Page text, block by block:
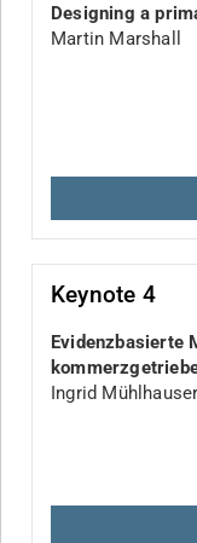
Designing a
Martin Marshall
Keynote 4
Evidenzbasierte
Ingrid Mühlhauser